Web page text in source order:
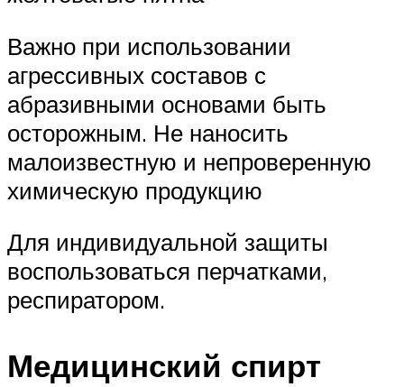
Важно при использовании
агрессивных составов с
абразивными основами быть
осторожным. Не наносить
малоизвестную и непроверенную
химическую продукцию
Для индивидуальной защиты
воспользоваться перчатками,
респиратором.
Медицинский спирт